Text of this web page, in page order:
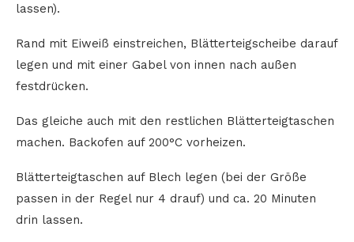
lassen).
Rand mit Eiweiß einstreichen, Blätterteigscheibe darauf
legen und mit einer Gabel von innen nach außen
festdrücken.
Das gleiche auch mit den restlichen Blätterteigtaschen
machen. Backofen auf 200°C vorheizen.
Blätterteigtaschen auf Blech legen (bei der Größe
passen in der Regel nur 4 drauf) und ca. 20 Minuten
drin lassen.